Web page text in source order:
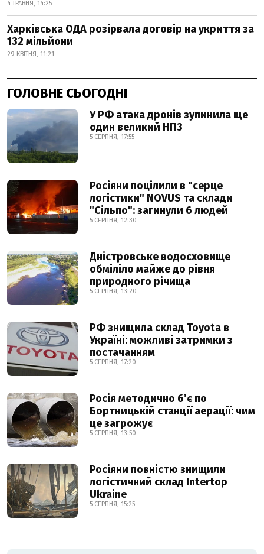
4 ТРАВНЯ, 14:25
Харківська ОДА розірвала договір на укриття за
132 мільйони
29 КВІТНЯ, 11:21
ГОЛОВНЕ СЬОГОДНІ
У РФ атака дронів зупинила ще
один великий НПЗ
5 СЕРПНЯ, 17:55
Росіяни поцілили в "серце
логістики" NOVUS та склади
"Сільпо": загинули 6 людей
5 СЕРПНЯ, 12:30
Дністровське водосховище
обміліло майже до рівня
природного річища
5 СЕРПНЯ, 13:20
РФ знищила склад Toyota в
Україні: можливі затримки з
постачанням
5 СЕРПНЯ, 17:20
Росія методично б’є по
Бортницькій станції аерації: чим
це загрожує
5 СЕРПНЯ, 13:50
Росіяни повністю знищили
логістичний склад Intertop
Ukraine
5 СЕРПНЯ, 15:25